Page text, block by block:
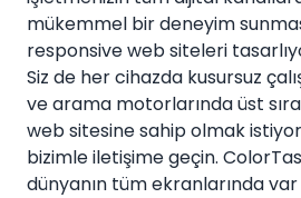
mükemmel bir deneyim
responsive web siteleri
Siz de her cihazda kusursuz
ve arama motorlarında üst
web sitesine sahip olmak
bizimle iletişime geçin.
dünyanın tüm ekranlarında